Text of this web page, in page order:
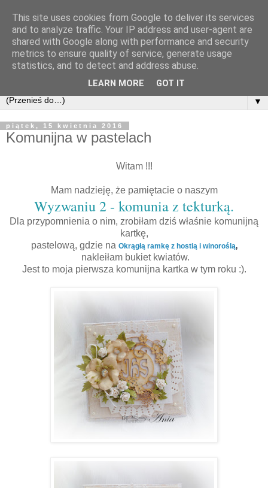
▼
piątek, 15 kwietnia 2016
Komunijna w pastelach
Witam !!!
Mam nadzieję, że pamiętacie o naszym
Wyzwaniu 2 - komunia z tekturką.
Dla przypomnienia o nim, zrobiłam dziś właśnie komunijną
kartkę,
pastelową, gdzie na Okrągłą ramkę z hostią i winoroślą,
nakleiłam bukiet kwiatów.
Jest to moja pierwsza komunijna kartka w tym roku :).
This site uses cookies from Google to deliver its services
and to analyze traffic. Your IP address and user-agent are
shared with Google along with performance and security
metrics to ensure quality of service, generate usage
statistics, and to detect and address abuse.
LEARN MORE GOT IT